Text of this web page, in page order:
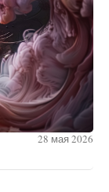
28 мая 2026